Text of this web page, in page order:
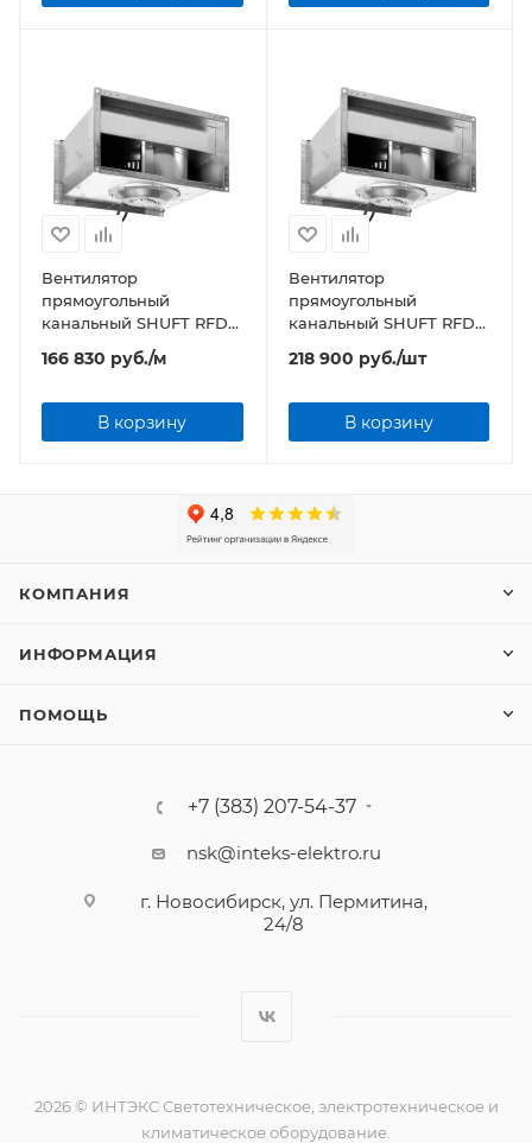
Вентилятор
прямоугольный
канальный SHUFT RFD
800х500-4 VIM
166 830 руб./м
В корзину
Вентилятор
прямоугольный
канальный SHUFT RFD
1000х500-4 VIM
218 900 руб./шт
В корзину
КОМПАНИЯ
ИНФОРМАЦИЯ
ПОМОЩЬ
+7 (383) 207-54-37
nsk@inteks-elektro.ru
г. Новосибирск, ул. Пермитина,
24/8
2026 © ИНТЭКС Светотехническое, электротехническое и
климатическое оборудование.